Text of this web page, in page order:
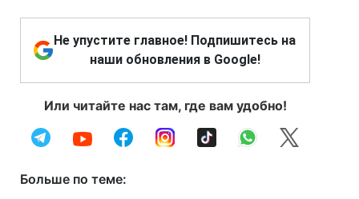
Не упустите главное! Подпишитесь на
наши обновления в Google!
Или читайте нас там, где вам удобно!
Больше по теме: